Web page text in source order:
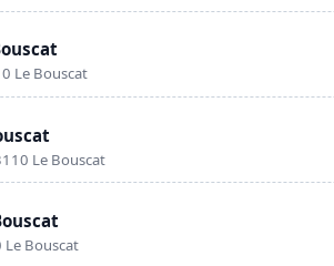
Le Bouscat
Le Bouscat
Bouscat